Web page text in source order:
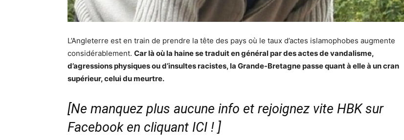
L’Angleterre est en train de prendre la tête des pays où le taux d’actes islamophobes augmente
considérablement. Car là où la haine se traduit en général par des actes de vandalisme,
d’agressions physiques ou d’insultes racistes, la Grande-Bretagne passe quant à elle à un cran
supérieur, celui du meurtre.
[Ne manquez plus aucune info et rejoignez vite HBK sur
Facebook en cliquant ICI ! ]